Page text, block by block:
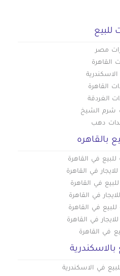
للبيع
مصر
القاهرة
القاهرة
الغردقة
شرم الشيخ
دهب
بالقاهره
في القاهرة
في القاهرة
في القاهرة
في القاهرة
في القاهرة
في القاهرة
في القاهرة
بالاسكندرية
في الاسكندرية